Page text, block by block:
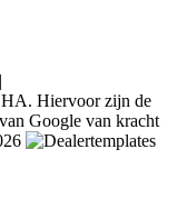
|
Hiervoor zijn de
van Google van kracht